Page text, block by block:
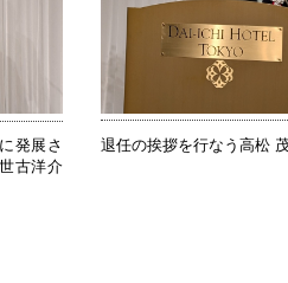
発展さ
古洋介
退任の挨拶を行なう高松